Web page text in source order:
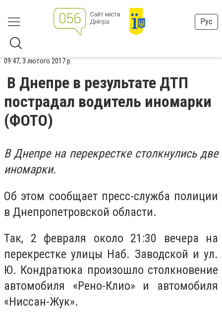
Рус
09:47, 3 лютого 2017 р.
В Днепре в результате ДТП
пострадал водитель иномарки
(ФОТО)
В Днепре на перекрестке столкнулись две
иномарки.
Об этом сообщает пресс-служба полиции
в Днепропетровской области.
Так, 2 февраля около 21:30 вечера на
перекрестке улицы Наб. Заводской и ул.
Ю. Кондратюка произошло столкновение
автомобиля «Рено-Клио» и автомобиля
«Ниссан-Жук».